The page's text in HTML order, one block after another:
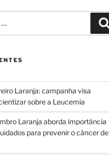
Laranja: campanha visa
sobre a Leucemia
Laranja aborda importância
para prevenir o câncer de